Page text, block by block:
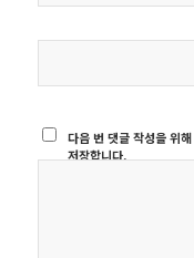
다음 번 댓글 작성을 위
저장합니다.